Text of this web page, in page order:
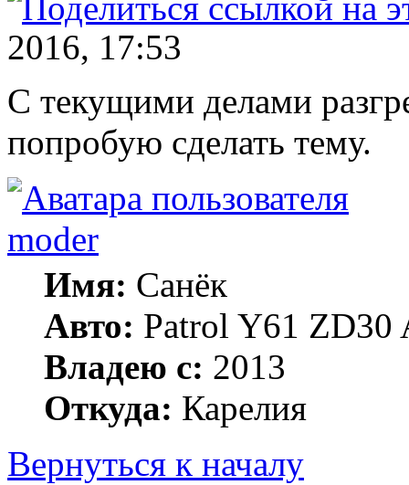
2016, 17:53
С текущими делами
попробую сделать тему.
moder
Имя: Санёк
Авто: Patrol Y61 ZD30
Владею с: 2013
Откуда: Карелия
Вернуться к началу